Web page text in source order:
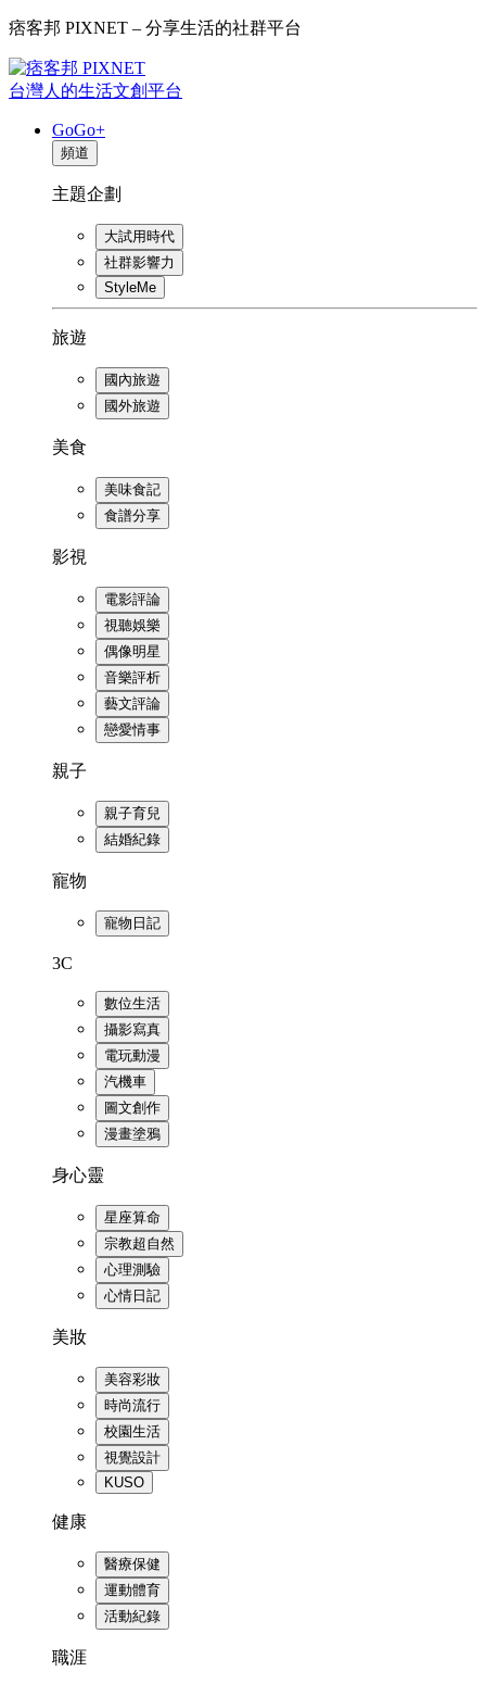
痞客邦 PIXNET – 分享生活的社群平台
台灣人的生活文創平台
GoGo+
頻道
主題企劃
大試用時代
社群影響力
StyleMe
旅遊
國內旅遊
國外旅遊
美食
美味食記
食譜分享
影視
電影評論
視聽娛樂
偶像明星
音樂評析
藝文評論
戀愛情事
親子
親子育兒
結婚紀錄
寵物
寵物日記
3C
數位生活
攝影寫真
電玩動漫
汽機車
圖文創作
漫畫塗鴉
身心靈
星座算命
宗教超自然
心理測驗
心情日記
美妝
美容彩妝
時尚流行
校園生活
視覺設計
KUSO
健康
醫療保健
運動體育
活動紀錄
職涯